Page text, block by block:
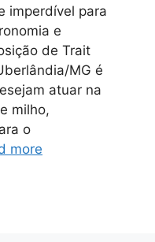
imperdível para
e
de Trait
MG é
atuar na
milho,
o
more